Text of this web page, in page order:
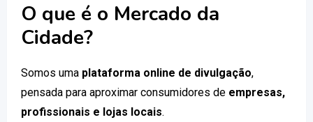
O que é o Mercado da
Cidade?
Somos uma plataforma online de divulgação,
pensada para aproximar consumidores de empresas,
profissionais e lojas locais.